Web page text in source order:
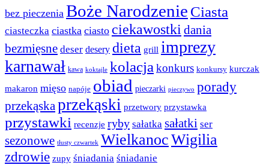
bez pieczenia Boże Narodzenie Ciasta
ciasteczka ciastka ciasto ciekawostki dania
bezmięsne deser desery dieta grill imprezy
karnawał kawa koktajle kolacja konkurs konkursy kurczak
makaron mięso napóje obiad pieczarki pieczywo porady
przekąska przekąski przetwory przystawka
przystawki recenzje ryby sałatka sałatki ser
sezonowe tłusty czwartek WielkanocWigilia
zdrowie zupy śniadania śniadanie